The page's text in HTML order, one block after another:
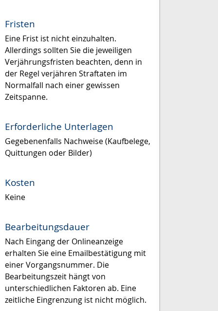
Fristen
Eine Frist ist nicht einzuhalten.
Allerdings sollten Sie die jeweiligen
Verjährungsfristen beachten, denn in
der Regel verjähren Straftaten im
Normalfall nach einer gewissen
Zeitspanne.
Erforderliche Unterlagen
Gegebenenfalls Nachweise (Kaufbelege,
Quittungen oder Bilder)
Kosten
Keine
Bearbeitungsdauer
Nach Eingang der Onlineanzeige
erhalten Sie eine Emailbestätigung mit
einer Vorgangsnummer. Die
Bearbeitungszeit hängt von
unterschiedlichen Faktoren ab. Eine
zeitliche Eingrenzung ist nicht möglich.